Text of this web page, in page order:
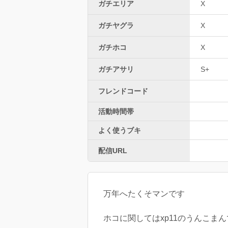
ガチエリア X
ガチヤグラ X
ガチホコ X
ガチアサリ S+
フレンドコード
活動時間帯
よく使うブキ
配信URL
万年へたくそマンです
ホコに関してはxp11のうんこま